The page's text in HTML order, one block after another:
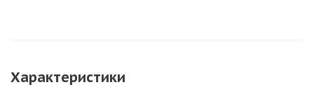
Характеристики